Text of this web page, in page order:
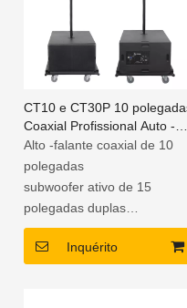
CT10 e CT30P 10
Coaxial Profissional Auto -
alimentado Array Sistema de
som do alto -falante para
eventos
Alto -falante coaxial de 10
polegadas
subwoofer ativo de 15
polegadas duplas
Leve e compacto
Amplificador de placa DSP
Inquérito